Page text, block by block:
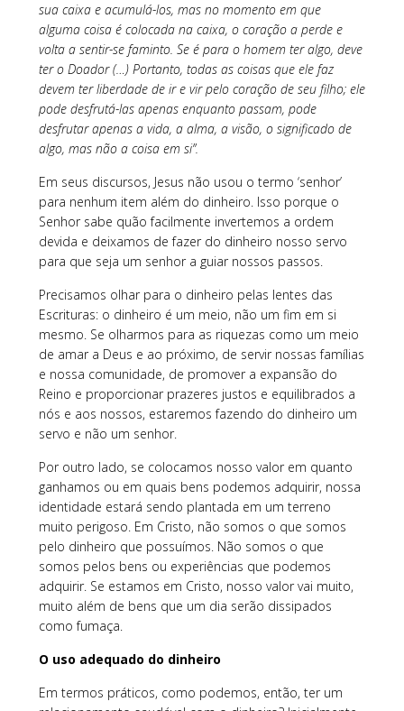
sua caixa e acumulá-los, mas no momento em que
alguma coisa é colocada na caixa, o coração a perde e
volta a sentir-se faminto. Se é para o homem ter algo, deve
ter o Doador (…) Portanto, todas as coisas que ele faz
devem ter liberdade de ir e vir pelo coração de seu filho; ele
pode desfrutá-las apenas enquanto passam, pode
desfrutar apenas a vida, a alma, a visão, o significado de
algo, mas não a coisa em si”.
Em seus discursos, Jesus não usou o termo ‘senhor’
para nenhum item além do dinheiro. Isso porque o
Senhor sabe quão facilmente invertemos a ordem
devida e deixamos de fazer do dinheiro nosso servo
para que seja um senhor a guiar nossos passos.
Precisamos olhar para o dinheiro pelas lentes das
Escrituras: o dinheiro é um meio, não um fim em si
mesmo. Se olharmos para as riquezas como um meio
de amar a Deus e ao próximo, de servir nossas famílias
e nossa comunidade, de promover a expansão do
Reino e proporcionar prazeres justos e equilibrados a
nós e aos nossos, estaremos fazendo do dinheiro um
servo e não um senhor.
Por outro lado, se colocamos nosso valor em quanto
ganhamos ou em quais bens podemos adquirir, nossa
identidade estará sendo plantada em um terreno
muito perigoso. Em Cristo, não somos o que somos
pelo dinheiro que possuímos. Não somos o que
somos pelos bens ou experiências que podemos
adquirir. Se estamos em Cristo, nosso valor vai muito,
muito além de bens que um dia serão dissipados
como fumaça.
O uso adequado do dinheiro
Em termos práticos, como podemos, então, ter um